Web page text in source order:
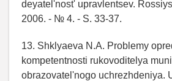
deyatel'nost' upravlentsev.
2006. - № 4. - S. 33-37.
13. Shklyaeva N.A. Problemy
kompetentnosti rukovoditelya
obrazovatel'nogo uchrezhdeniya.